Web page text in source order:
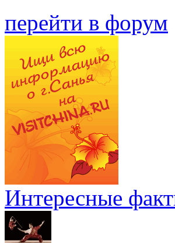
перейти в форум
Интересные